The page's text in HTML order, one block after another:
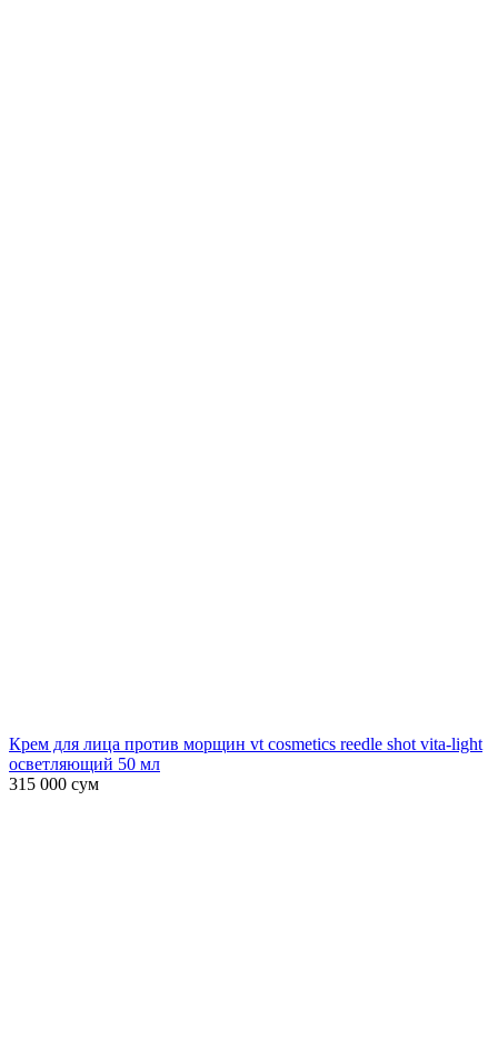
Крем для лица против морщин vt cosmetics reedle shot vita-light
осветляющий 50 мл
315 000 сум